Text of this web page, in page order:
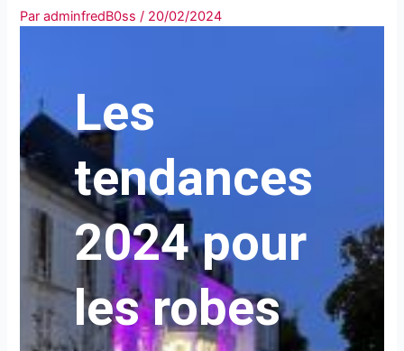
ParadminfredB0ss/ 20/02/2024
Les
tendances
2024 pour
les robes